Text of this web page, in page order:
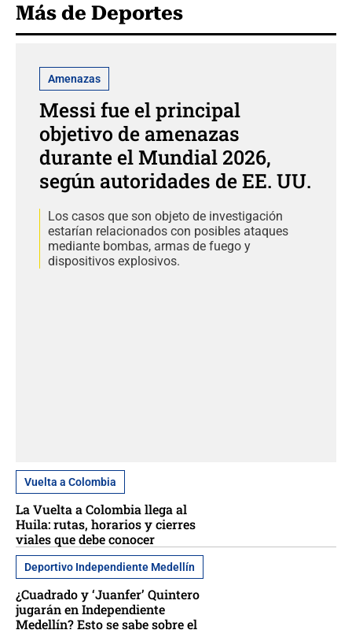
Más de Deportes
Amenazas
Messi fue el principal
objetivo de amenazas
durante el Mundial 2026,
según autoridades de EE. UU.
Los casos que son objeto de investigación
estarían relacionados con posibles ataques
mediante bombas, armas de fuego y
dispositivos explosivos.
Vuelta a Colombia
La Vuelta a Colombia llega al
Huila: rutas, horarios y cierres
viales que debe conocer
Deportivo Independiente Medellín
¿Cuadrado y ‘Juanfer’ Quintero
jugarán en Independiente
Medellín? Esto se sabe sobre el